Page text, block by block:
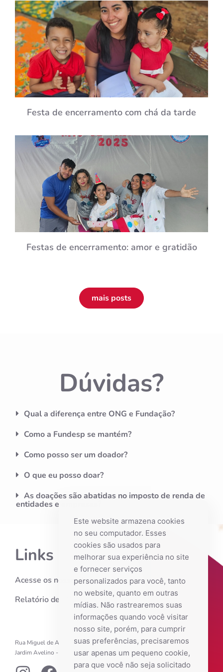
Festa de encerramento com chá da tarde
Festas de encerramento: amor e gratidão
mais posts
Dúvidas?
Qual a diferença entre ONG e Fundação?
Como a Fundesp se mantém?
Como posso ser um doador?
O que eu posso doar?
As doações são abatidas no imposto de renda de
entidades e empresas?
Links
Acesse os nossos links
Relatório de atividades
Rua Miguel de Araújo Barreto, 246
Jardim Avelino - São Paulo - SP
Este website armazena cookies
no seu computador. Esses
cookies são usados ​​para
melhorar sua experiência no site
e fornecer serviços
personalizados para você, tanto
no website, quanto em outras
mídias. Não rastrearemos suas
informações quando você visitar
nosso site, porém, para cumprir
suas preferências, precisaremos
usar apenas um pequeno cookie,
para que você não seja solicitado